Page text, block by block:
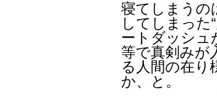
寝てしまうの
してしまった
ートダッシュ
等で真剣みが
る人間の在り
か、と。